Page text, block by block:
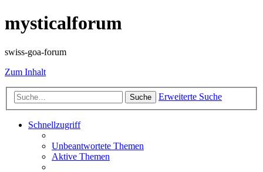
mysticalforum
swiss-goa-forum
Zum Inhalt
Suche Erweiterte Suche
Schnellzugriff
Unbeantwortete Themen
Aktive Themen